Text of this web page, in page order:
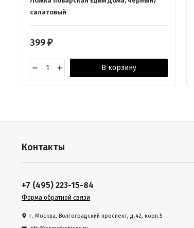
салатовый
399 ₽
В корзину
Контакты
+7 (495) 223-15-84
Форма обратной связи
г. Москва, Волгоградский проспект, д.42, корп.5